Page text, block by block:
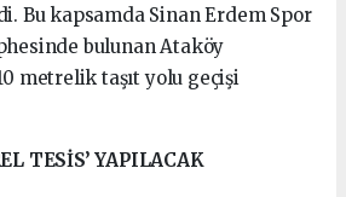
Bu kapsamda Sinan Erdem Spor
bulunan Ataköy
metrelik taşıt yolu geçişi
TESİS’ YAPILACAK